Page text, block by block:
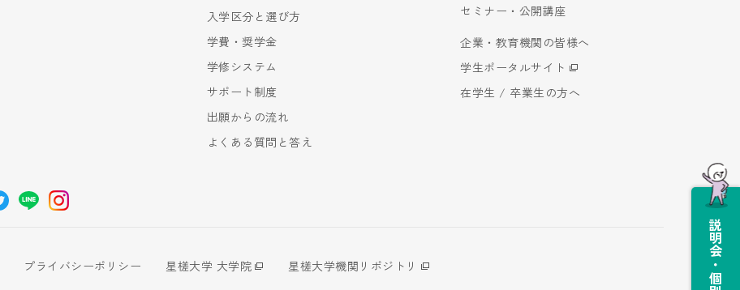
入学区分と選び方
学費・奨学金
学修システム
サポート制度
出願からの流れ
よくある質問と答え
セミナー・公開講座
企業・教育機関の皆様へ
学生ポータルサイト
在学生 / 卒業生の方へ
プライバシーポリシー 星槎大学 大学院
星槎大学機関リポジトリ